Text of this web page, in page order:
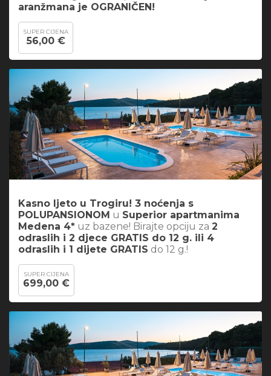
aranžmana je OGRANIČEN!
SUPER CIJENA
56,00 €
Kasno ljeto u Trogiru! 3 noćenja s
POLUPANSIONOM u Superior apartmanima
Medena 4* uz bazene! Birajte opciju za 2
odraslih i 2 djece GRATIS do 12 g. ili 4
odraslih i 1 dijete GRATIS do 12 g.!
SUPER CIJENA
699,00 €